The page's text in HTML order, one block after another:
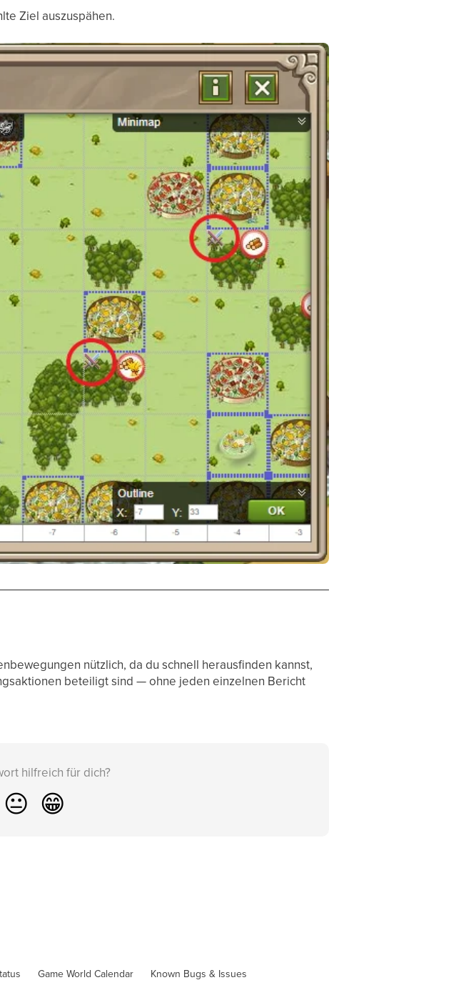
Ziel auszuspähen.
nützlich, da du schnell herausfinden kannst,
beteiligt sind — ohne jeden einzelnen Bericht
hilfreich für dich?
😐 😁
Game World Calendar Known Bugs & Issues